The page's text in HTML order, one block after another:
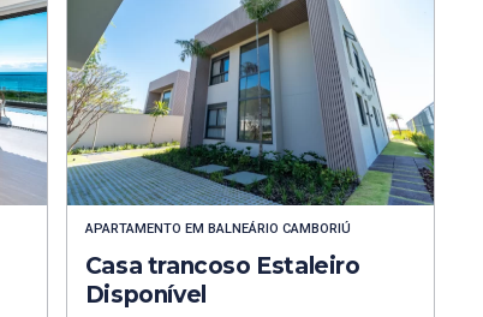
APARTAMENTO EM BALNEÁRIO CAMBORIÚ
Casa trancoso Estaleiro
Disponível